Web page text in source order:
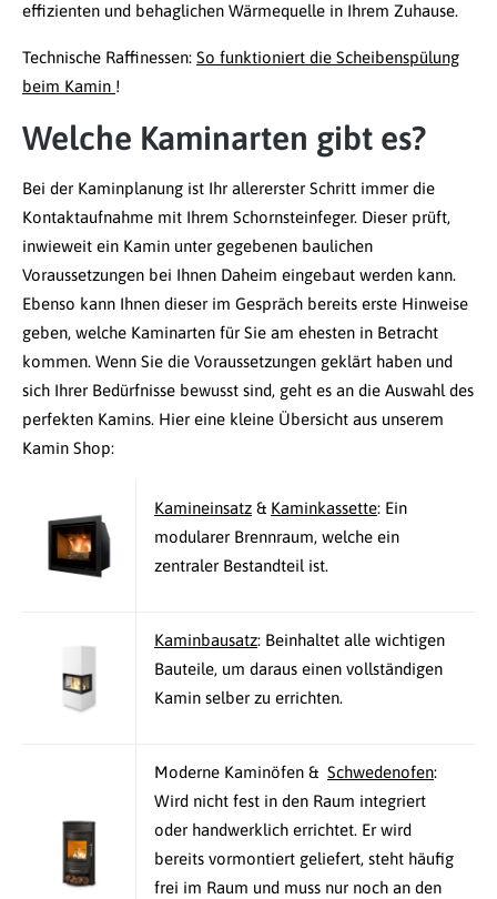
effizienten und behaglichen Wärmequelle in Ihrem Zuhause.
Technische Raffinessen: So funktioniert die Scheibenspülung
beim Kamin !
Welche Kaminarten gibt es?
Bei der Kaminplanung ist Ihr allererster Schritt immer die
Kontaktaufnahme mit Ihrem Schornsteinfeger. Dieser prüft,
inwieweit ein Kamin unter gegebenen baulichen
Voraussetzungen bei Ihnen Daheim eingebaut werden kann.
Ebenso kann Ihnen dieser im Gespräch bereits erste Hinweise
geben, welche Kaminarten für Sie am ehesten in Betracht
kommen. Wenn Sie die Voraussetzungen geklärt haben und
sich Ihrer Bedürfnisse bewusst sind, geht es an die Auswahl des
perfekten Kamins. Hier eine kleine Übersicht aus unserem
Kamin Shop:
Kamineinsatz & Kaminkassette: Ein
modularer Brennraum, welche ein
zentraler Bestandteil ist.
Kaminbausatz: Beinhaltet alle wichtigen
Bauteile, um daraus einen vollständigen
Kamin selber zu errichten.
Moderne Kaminöfen & Schwedenofen:
Wird nicht fest in den Raum integriert
oder handwerklich errichtet. Er wird
bereits vormontiert geliefert, steht häufig
frei im Raum und muss nur noch an den